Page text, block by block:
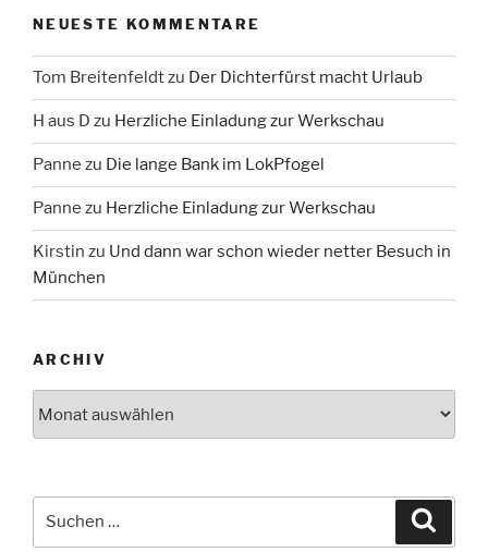
NEUESTE KOMMENTARE
Tom Breitenfeldtzu Der Dichterfürst macht Urlaub
H aus D zu Herzliche Einladung zur Werkschau
Panne zu Die lange Bank im LokPfogel
Panne zu Herzliche Einladung zur Werkschau
Kirstin zu Und dann war schon wieder netter Besuch in
München
ARCHIV